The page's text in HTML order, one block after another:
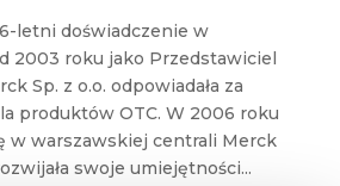
letni doświadczenie w
2003 roku jako Przedstawiciel
Sp. z o.o. odpowiadała za
produktów OTC. W 2006 roku
w warszawskiej centrali Merck
swoje umiejętności...